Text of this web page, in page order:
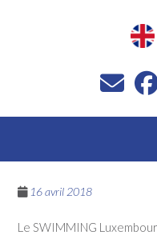
16 avril 2018
Le SWIMMING